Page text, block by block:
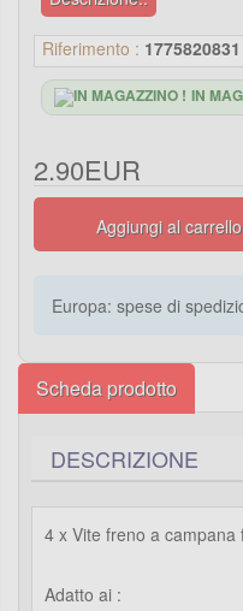
Riferimento : 1775820831
IN
2.90EUR
Aggiungi al carrello
Europa: spese di
Scheda prodotto
DESCRIZIONE
4 x Vite freno a campana
Adatto ai :